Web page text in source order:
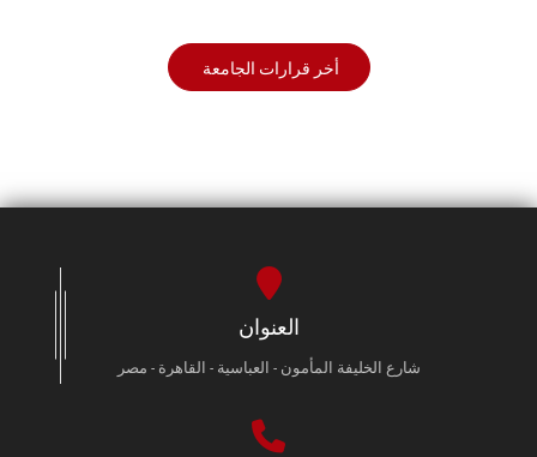
أخر قرارات الجامعة
العنوان
شارع الخليفة المأمون - العباسية - القاهرة - مصر